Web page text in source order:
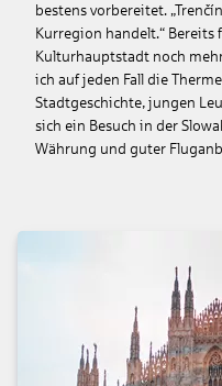
bestens vorbereitet.
Kurregion handelt.“ Bereits
Kulturhauptstadt noch
ich auf jeden Fall die
Stadtgeschichte, jungen
sich ein Besuch in der
Währung und guter